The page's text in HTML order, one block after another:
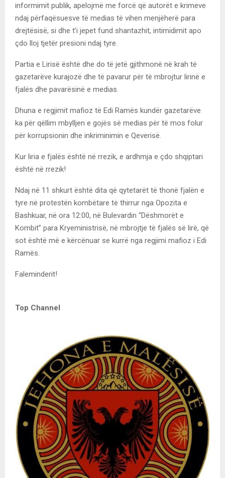
informimit publik, apelojmë me forcë që autorët e krimeve
ndaj përfaqësuesve të medias të vihen menjëherë para
drejtësisë, si dhe t’i jepet fund shantazhit, intimidimit apo
çdo lloj tjetër presioni ndaj tyre.
Partia e Lirisë është dhe do të jetë gjithmonë në krah të
gazetarëve kurajozë dhe të pavarur për të mbrojtur lirinë e
fjalës dhe pavarësinë e medias.
Dhuna e regjimit mafioz të Edi Ramës kundër gazetarëve
ka për qëllim mbylljen e gojës së medias për të mos folur
për korrupsionin dhe inkriminimin e Qeverisë.
Kur liria e fjalës është në rrezik, e ardhmja e çdo shqiptari
është në rrezik!
Ndaj në 11 shkurt është dita që qytetarët të thonë fjalën e
tyre në protestën kombëtare të thirrur nga Opozita e
Bashkuar, në ora 12:00, në Bulevardin “Dëshmorët e
Kombit” para Kryeministrisë, në mbrojtje të fjalës së lirë, që
sot është më e kërcënuar se kurrë nga regjimi mafioz i Edi
Ramës.
Faleminderit!
Top Channel